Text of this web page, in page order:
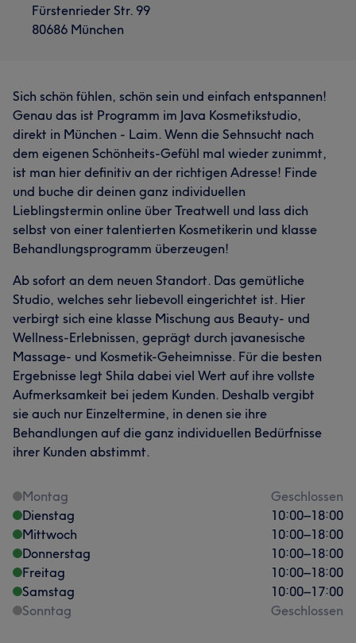
Fürstenrieder Str. 99
80686 München
Sich schön fühlen, schön sein und einfach entspannen!
Genau das ist Programm im Java Kosmetikstudio,
direkt in München - Laim. Wenn die Sehnsucht nach
dem eigenen Schönheits-Gefühl mal wieder zunimmt,
ist man hier definitiv an der richtigen Adresse! Finde
und buche dir deinen ganz individuellen
Lieblingstermin online über Treatwell und lass dich
selbst von einer talentierten Kosmetikerin und klasse
Behandlungsprogramm überzeugen!
Ab sofort an dem neuen Standort. Das gemütliche
Studio, welches sehr liebevoll eingerichtet ist. Hier
verbirgt sich eine klasse Mischung aus Beauty- und
Wellness-Erlebnissen, geprägt durch javanesische
Massage- und Kosmetik-Geheimnisse. Für die besten
Ergebnisse legt Shila dabei viel Wert auf ihre vollste
Aufmerksamkeit bei jedem Kunden. Deshalb vergibt
sie auch nur Einzeltermine, in denen sie ihre
Behandlungen auf die ganz individuellen Bedürfnisse
ihrer Kunden abstimmt.
Montag
Geschlossen
Dienstag
10:00–18:00
Mittwoch
10:00–18:00
Donnerstag
10:00–18:00
Freitag
10:00–18:00
Samstag
10:00–17:00
Sonntag
Geschlossen